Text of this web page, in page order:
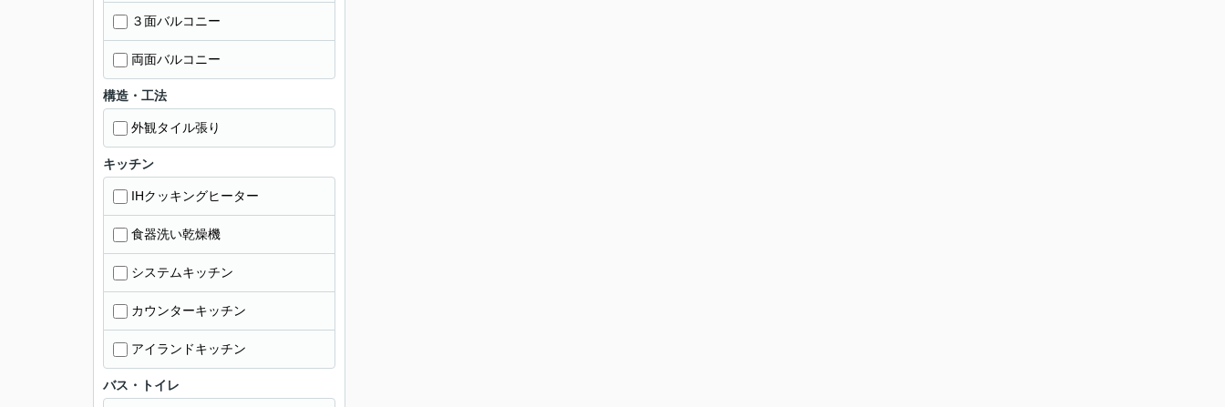
３面バルコニー
両面バルコニー
構造・工法
外観タイル張り
キッチン
IHクッキングヒーター
食器洗い乾燥機
システムキッチン
カウンターキッチン
アイランドキッチン
バス・トイレ